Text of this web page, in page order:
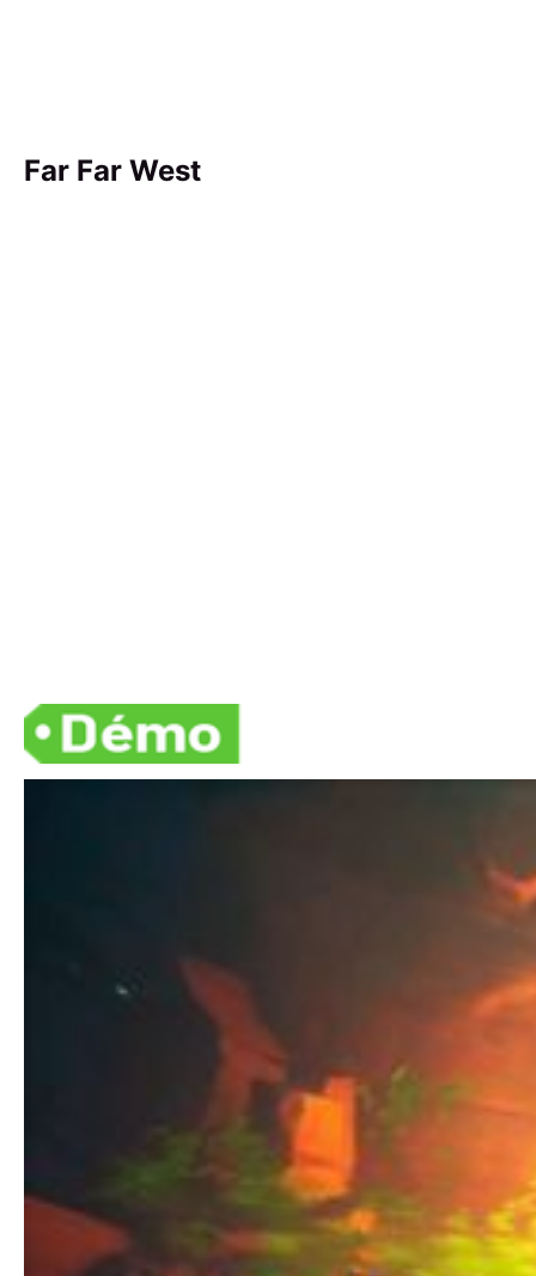
Far Far West